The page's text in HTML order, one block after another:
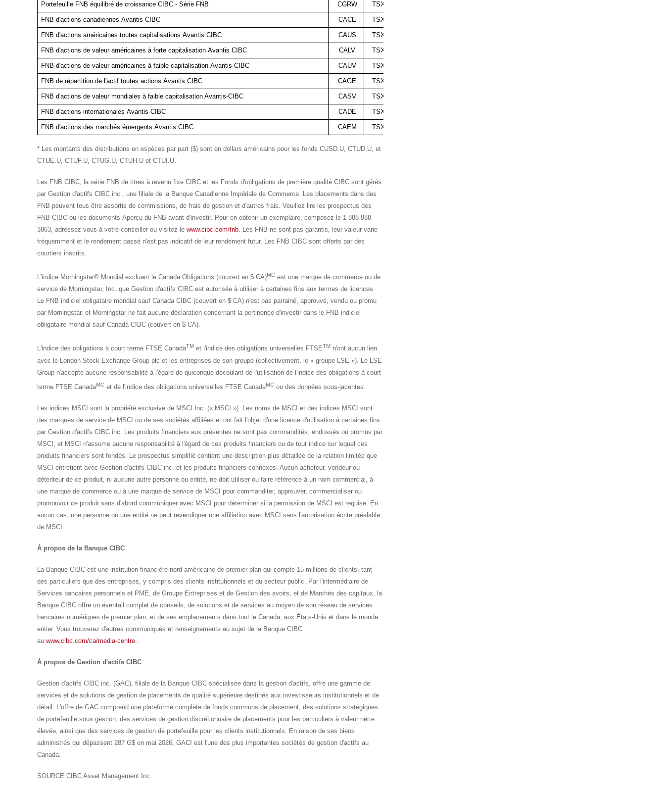
Portefeuille FNB équilibré de croissance CIBC - Série FNB CGRW TSX
FNB d'actions canadiennes Avantis CIBC CACE TSX
FNB d'actions américaines toutes capitalisations Avantis CIBC CAUS TSX
FNB d'actions de valeur américaines à forte capitalisation Avantis CIBC CALV TSX
FNB d'actions de valeur américaines à faible capitalisation Avantis CIBC CAUV TSX
FNB de répartition de l'actif toutes actions Avantis CIBC CAGE TSX
FNB d'actions de valeur mondiales à faible capitalisation Avantis-CIBC CASV TSX
FNB d'actions internationales Avantis-CIBC CADE TSX
FNB d'actions des marchés émergents Avantis CIBC CAEM TSX
* Les montants des distributions en espèces par part ($) sont en dollars américains pour les fonds CUSD.U, CTUD.U, et
CTUE.U, CTUF.U, CTUG.U, CTUH.U et CTUI.U.
Les FNB CIBC, la série FNB de titres à revenu fixe CIBC et les Fonds d'obligations de première qualité CIBC sont gérés
par Gestion d'actifs CIBC inc., une filiale de la Banque Canadienne Impériale de Commerce. Les placements dans des
FNB peuvent tous être assortis de commissions, de frais de gestion et d'autres frais. Veuillez lire les prospectus des
FNB CIBC ou les documents Aperçu du FNB avant d'investir. Pour en obtenir un exemplaire, composez le 1 888 888-
3863, adressez-vous à votre conseiller ou visitez lewww.cibc.com/fnb. Les FNB ne sont pas garantis, leur valeur varie
fréquemment et le rendement passé n'est pas indicatif de leur rendement futur. Les FNB CIBC sont offerts par des
courtiers inscrits.
L'indice Morningstar® Mondial excluant le Canada Obligations (couvert en $ CA)MC est une marque de commerce ou de
service de Morningstar, Inc. que Gestion d'actifs CIBC est autorisée à utiliser à certaines fins aux termes de licences.
Le FNB indiciel obligataire mondial sauf Canada CIBC (couvert en $ CA) n'est pas parrainé, approuvé, vendu ou promu
par Morningstar, et Morningstar ne fait aucune déclaration concernant la pertinence d'investir dans le FNB indiciel
obligataire mondial sauf Canada CIBC (couvert en $ CA).
L'indice des obligations à court terme FTSE CanadaTM et l'indice des obligations universelles FTSETM n'ont aucun lien
avec le London Stock Exchange Group plc et les entreprises de son groupe (collectivement, le « groupe LSE »). Le LSE
Group n'accepte aucune responsabilité à l'égard de quiconque découlant de l'utilisation de l'indice des obligations à court
terme FTSE CanadaMC et de l'indice des obligations universelles FTSE CanadaMC ou des données sous-jacentes.
Les indices MSCI sont la propriété exclusive de MSCI Inc. (« MSCI »). Les noms de MSCI et des indices MSCI sont
des marques de service de MSCI ou de ses sociétés affiliées et ont fait l'objet d'une licence d'utilisation à certaines fins
par Gestion d'actifs CIBC inc. Les produits financiers aux présentes ne sont pas commandités, endossés ou promus par
MSCI, et MSCI n'assume aucune responsabilité à l'égard de ces produits financiers ou de tout indice sur lequel ces
produits financiers sont fondés. Le prospectus simplifié contient une description plus détaillée de la relation limitée que
MSCI entretient avec Gestion d'actifs CIBC inc. et les produits financiers connexes. Aucun acheteur, vendeur ou
détenteur de ce produit, ni aucune autre personne ou entité, ne doit utiliser ou faire référence à un nom commercial, à
une marque de commerce ou à une marque de service de MSCI pour commanditer, approuver, commercialiser ou
promouvoir ce produit sans d'abord communiquer avec MSCI pour déterminer si la permission de MSCI est requise. En
aucun cas, une personne ou une entité ne peut revendiquer une affiliation avec MSCI sans l'autorisation écrite préalable
de MSCI.
À propos de la Banque CIBC
La Banque CIBC est une institution financière nord-américaine de premier plan qui compte 15 millions de clients, tant
des particuliers que des entreprises, y compris des clients institutionnels et du secteur public. Par l'intermédiaire de
Services bancaires personnels et PME, de Groupe Entreprises et de Gestion des avoirs, et de Marchés des capitaux, la
Banque CIBC offre un éventail complet de conseils, de solutions et de services au moyen de son réseau de services
bancaires numériques de premier plan, et de ses emplacements dans tout le Canada, aux États-Unis et dans le monde
entier. Vous trouverez d'autres communiqués et renseignements au sujet de la Banque CIBC
auwww.cibc.com/ca/media-centre..
À propos de Gestion d'actifs CIBC
Gestion d'actifs CIBC inc. (GAC), filiale de la Banque CIBC spécialisée dans la gestion d'actifs, offre une gamme de
services et de solutions de gestion de placements de qualité supérieure destinés aux investisseurs institutionnels et de
détail. L'offre de GAC comprend une plateforme complète de fonds communs de placement, des solutions stratégiques
de portefeuille sous gestion, des services de gestion discrétionnaire de placements pour les particuliers à valeur nette
élevée, ainsi que des services de gestion de portefeuille pour les clients institutionnels. En raison de ses biens
administrés qui dépassent 287 G$ en mai 2026, GACI est l'une des plus importantes sociétés de gestion d'actifs au
Canada.
SOURCE CIBC Asset Management Inc.